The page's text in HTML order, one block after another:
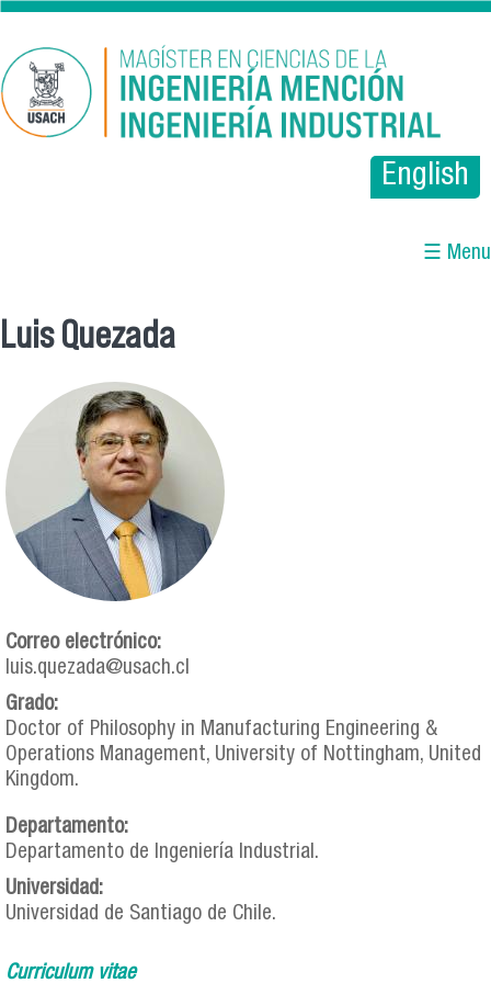
Pasar al contenido principal
English
☰ Menu
Luis Quezada
Correo electrónico:
luis.quezada@usach.cl
Grado:
Doctor of Philosophy in Manufacturing Engineering &
Operations Management, University of Nottingham, United
Kingdom.
Departamento:
Departamento de Ingeniería Industrial.
Universidad:
Universidad de Santiago de Chile.
Curriculum vitae